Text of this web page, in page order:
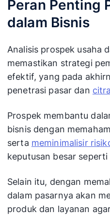
Peran Penting
dalam Bisnis
Analisis prospek usaha
memastikan strategi
efektif, yang pada
penetrasi pasar dan
Prospek membantu
bisnis dengan
serta meminimalisir
keputusan besar seperti
Selain itu, dengan
dalam pasarnya akan
produk dan layanan